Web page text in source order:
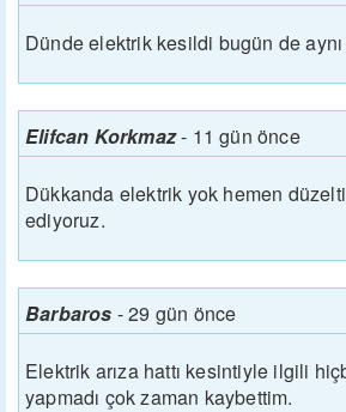
Dünde elektrik kesildi bugün de aynı
Elifcan Korkmaz- 11 gün önce
Dükkanda elektrik yok hemen
ediyoruz.
Barbaros -29 gün önce
Elektrik arıza hattı kesintiyle ilgili
yapmadı çok zaman kaybettim.